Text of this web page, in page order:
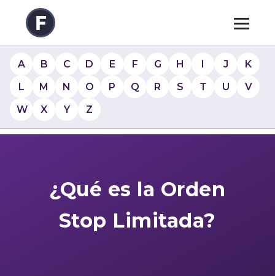
A B C D E F G H I J
K
L
M N O P Q R S T U
V
W
X Y Z
¿Qué es la Orden
Stop Limitada?